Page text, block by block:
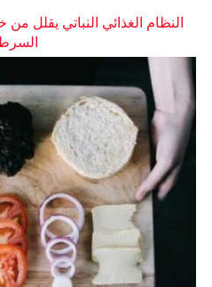
النظام الغذائي النباتي يقلل